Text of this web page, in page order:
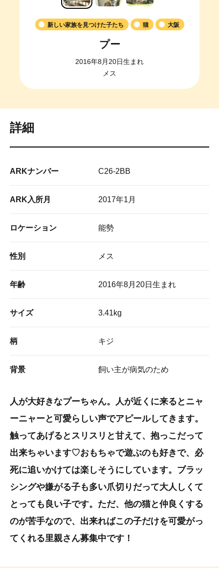
新しい家族を見つけた子たち 猫 大阪
プー
2016年8月20日生まれ
メス
詳細
ARKナンバー C26-2BB
ARK入所月 2017年1月
ロケーション 能勢
性別 メス
年齢 2016年8月20日生まれ
サイズ 3.41kg
柄 キジ
背景 飼い主が病気のため
人が大好きなプーちゃん。人が近くに来るとニャ
ーニャーと可愛らしい声でアピールしてきます。
触ってあげるとスリスリと甘えて、抱っこだって
出来ちゃいます♡おもちゃで遊ぶのも好きで、必
死に追いかけては楽しそうにしています。ブラッ
シングや嫌がる子も多い爪切りだって大人しくて
とっても良い子です。ただ、他の猫と仲良くする
のが苦手なので、出来ればこの子だけを可愛がっ
てくれる里親さん募集中です！